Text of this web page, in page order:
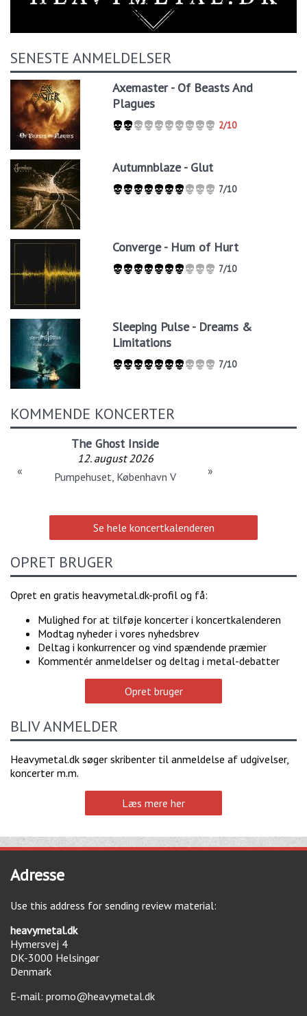
SENESTE ANMELDELSER
Axemaster - Of Beasts And
Plagues
2/10
Autumnblaze - Glut
7/10
Converge - Hum of Hurt
7/10
Sleeping Pulse - Dreams &
Limitations
7/10
KOMMENDE KONCERTER
The Ghost Inside
12. august 2026
Pumpehuset, København V
« »
Se hele koncertkalenderen
OPRET BRUGER
Opret en gratis heavymetal.dk-profil og få:
Mulighed for at tilføje koncerter i koncertkalenderen
Modtag nyheder i vores nyhedsbrev
Deltag i konkurrencer og vind spændende præmier
Kommentér anmeldelser og deltag i metal-debatter
Opret bruger
BLIV ANMELDER
Heavymetal.dk søger skribenter til anmeldelse af udgivelser,
koncerter m.m.
Læs mere her
Adresse
Use this address for sending review material:
heavymetal.dk
Hymersvej 4
DK-3000 Helsingør
Denmark
E-mail: promo@heavymetal.dk